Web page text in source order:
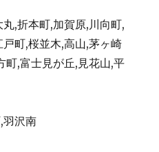
丸,折本町,加賀原,川向町,
町,桜並木,高山,茅ヶ崎
町,富士見が丘,見花山,平
羽沢南